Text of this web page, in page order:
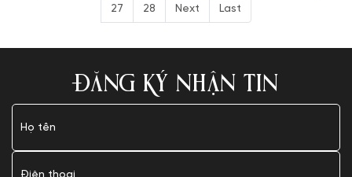
27 28 Next Last
ĐĂNG KÝ NHẬN TIN